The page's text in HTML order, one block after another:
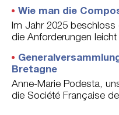
5
n
g
f
a
n
z
ö
Wie man die
Im Jahr 2025
die Anforderungen
gestalten.
Bretagne
Anne-Marie Podesta,
die Société Française